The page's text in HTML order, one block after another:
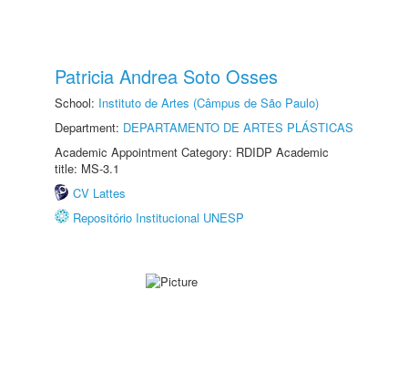
Patricia Andrea Soto Osses
School: Instituto de Artes (Câmpus de São Paulo)
Department: DEPARTAMENTO DE ARTES PLÁSTICAS
Academic Appointment Category: RDIDP Academic
title: MS-3.1
CV Lattes
Repositório Institucional UNESP